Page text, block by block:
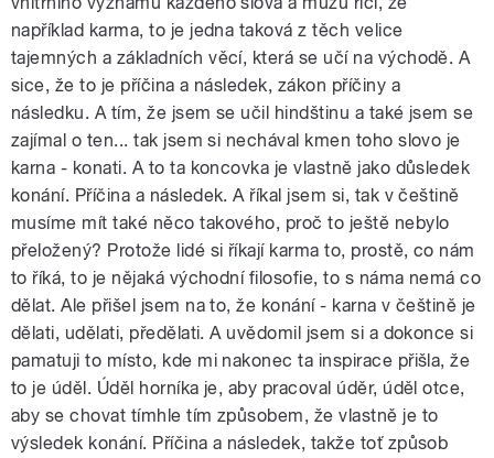
například karma, to je jedna taková z těch velice
tajemných a základních věcí, která se učí na východě. A
sice, že to je příčina a následek, zákon příčiny a
následku. A tím, že jsem se učil hindštinu a také jsem se
zajímal o ten... tak jsem si nechával kmen toho slovo je
karna - konati. A to ta koncovka je vlastně jako důsledek
konání. Příčina a následek. A říkal jsem si, tak v češtině
musíme mít také něco takového, proč to ještě nebylo
přeložený? Protože lidé si říkají karma to, prostě, co nám
to říká, to je nějaká východní filosofie, to s náma nemá co
dělat. Ale přišel jsem na to, že konání - karna v češtině je
dělati, udělati, předělati. A uvědomil jsem si a dokonce si
pamatuji to místo, kde mi nakonec ta inspirace přišla, že
to je úděl. Úděl horníka je, aby pracoval úděr, úděl otce,
aby se chovat tímhle tím způsobem, že vlastně je to
výsledek konání. Příčina a následek, takže toť způsob